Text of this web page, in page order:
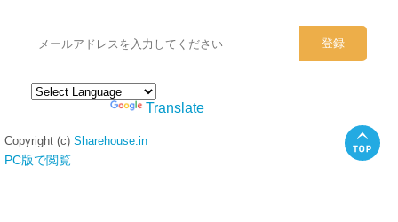
Translate
Copyright (c) Sharehouse.in
PC版で閲覧